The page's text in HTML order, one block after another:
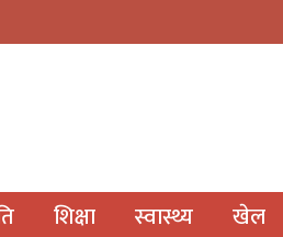
शिक्षा स्वास्थ्य खेल